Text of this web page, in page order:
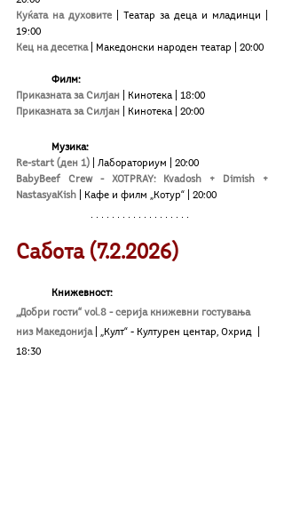
Куќата на духовите
| Театар за деца и младинци |
19:00
Кец на десетка | Македонски народен театар | 20:00
	Филм:
Приказната за Силјан
| Кинотека | 18:00
Приказната за Силјан
| Кинотека | 20:00
	Музика:
Re-start (ден 1)
| Лабораториум | 20:00
BabyBeef Crew - XOTPRAY: Kvadosh + Dimish +
NastasyaKish
| Кафе и филм „Котур“ | 20:00
Сабота (7.2.2026)
Книжевност:
„Добри гости“ vol.8 - серија книжевни гостувања
низ Македонија
| „Култ“ - Културен центар, Охрид  |
18:30